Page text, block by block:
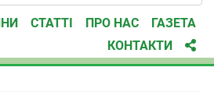
СТАТТІ ПРО НАС
ГАЗЕТА
КОНТАКТИ